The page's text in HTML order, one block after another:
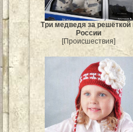
Три медведя за решёткой
России
[Происшествия]